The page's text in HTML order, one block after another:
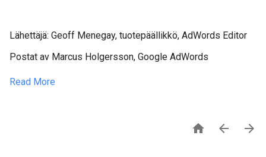
Lähettäjä: Geoff Menegay, tuotepäällikkö, AdWords Editor
Postat av Marcus Holgersson, Google AdWords
Read More
  